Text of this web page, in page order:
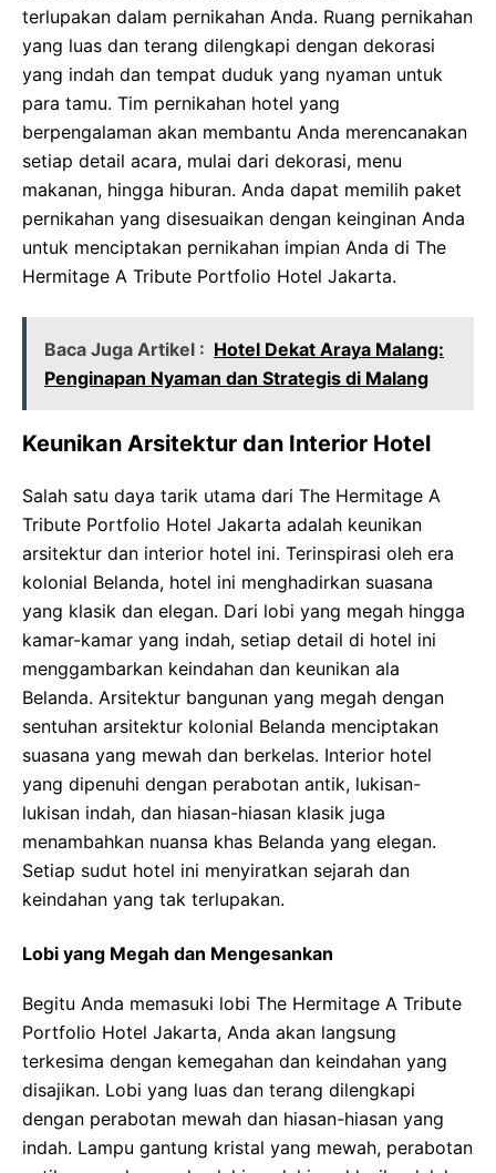
terlupakan dalam pernikahan Anda. Ruang pernikahan
yang luas dan terang dilengkapi dengan dekorasi
yang indah dan tempat duduk yang nyaman untuk
para tamu. Tim pernikahan hotel yang
berpengalaman akan membantu Anda merencanakan
setiap detail acara, mulai dari dekorasi, menu
makanan, hingga hiburan. Anda dapat memilih paket
pernikahan yang disesuaikan dengan keinginan Anda
untuk menciptakan pernikahan impian Anda di The
Hermitage A Tribute Portfolio Hotel Jakarta.
Baca Juga Artikel : Hotel Dekat Araya Malang:
Penginapan Nyaman dan Strategis di Malang
Keunikan Arsitektur dan Interior Hotel
Salah satu daya tarik utama dari The Hermitage A
Tribute Portfolio Hotel Jakarta adalah keunikan
arsitektur dan interior hotel ini. Terinspirasi oleh era
kolonial Belanda, hotel ini menghadirkan suasana
yang klasik dan elegan. Dari lobi yang megah hingga
kamar-kamar yang indah, setiap detail di hotel ini
menggambarkan keindahan dan keunikan ala
Belanda. Arsitektur bangunan yang megah dengan
sentuhan arsitektur kolonial Belanda menciptakan
suasana yang mewah dan berkelas. Interior hotel
yang dipenuhi dengan perabotan antik, lukisan-
lukisan indah, dan hiasan-hiasan klasik juga
menambahkan nuansa khas Belanda yang elegan.
Setiap sudut hotel ini menyiratkan sejarah dan
keindahan yang tak terlupakan.
Lobi yang Megah dan Mengesankan
Begitu Anda memasuki lobi The Hermitage A Tribute
Portfolio Hotel Jakarta, Anda akan langsung
terkesima dengan kemegahan dan keindahan yang
disajikan. Lobi yang luas dan terang dilengkapi
dengan perabotan mewah dan hiasan-hiasan yang
indah. Lampu gantung kristal yang mewah, perabotan